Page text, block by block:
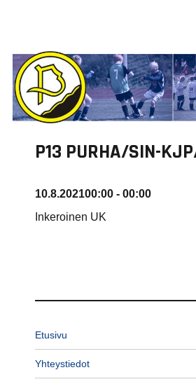
P13 PURHA/SIN-
10.8.202100:00 - 00:00
Inkeroinen UK
Etusivu
Yhteystiedot